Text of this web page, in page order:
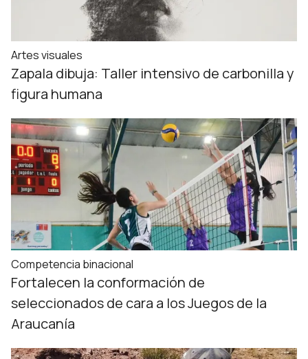
Artes visuales
Zapala dibuja: Taller intensivo de carbonilla y
figura humana
Competencia binacional
Fortalecen la conformación de
seleccionados de cara a los Juegos de la
Araucanía